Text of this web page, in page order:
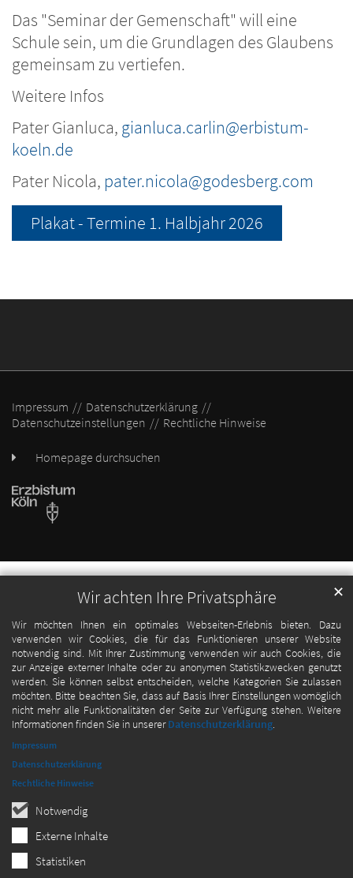
Wir achten Ihre Privatsphäre
Wir möchten Ihnen ein optimales Webseiten-Erlebnis bieten. Dazu
verwenden wir Cookies, die für das Funktionieren unserer Website
notwendig sind. Mit Ihrer Zustimmung verwenden wir auch Cookies, die
zur Anzeige externer Inhalte oder zu anonymen Statistikzwecken genutzt
werden. Sie können selbst entscheiden, welche Kategorien Sie zulassen
möchten. Bitte beachten Sie, dass auf Basis Ihrer Einstellungen womöglich
nicht mehr alle Funktionalitäten der Seite zur Verfügung stehen. Weitere
Informationen finden Sie in unsererDatenschutzerklärung.
Notwendig
Externe Inhalte
Statistiken
✕
Impressum
Datenschutzerklärung
Rechtliche Hinweise
Das "Seminar der Gemenschaft" will eine
Schule sein, um die Grundlagen des Glaubens
gemeinsam zu vertiefen.
Weitere Infos
Pater Gianluca, gianluca.carlin@erbistum-
koeln.de
Pater Nicola, pater.nicola@godesberg.com
Plakat - Termine 1. Halbjahr 2026
Impressum
Datenschutzerklärung
Datenschutzeinstellungen
Rechtliche Hinweise
Homepage durchsuchen